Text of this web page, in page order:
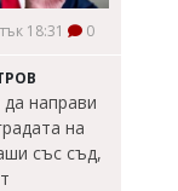
18:31 0
направи
на
със съд,